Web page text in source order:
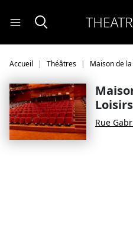
Accueil Théâtres Maison de
Rue